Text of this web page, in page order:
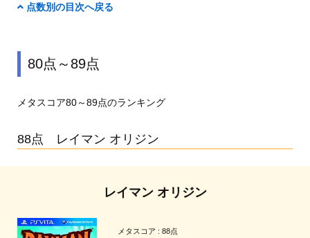
点数別の目次へ戻る
80点～89点
メタスコア80～89点のランキング
88点 レイマン オリジン
レイマン オリジン
メタスコア : 88点